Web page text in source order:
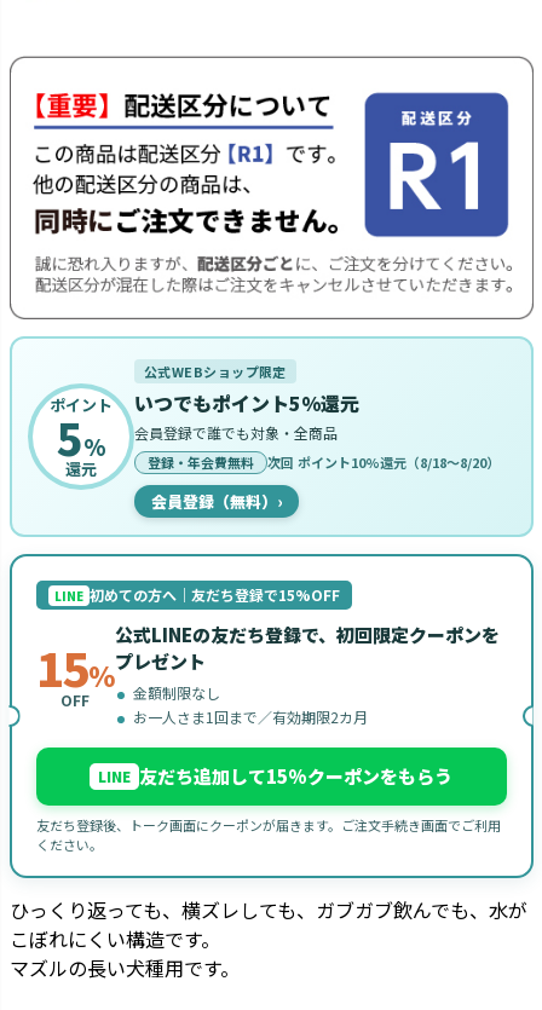
ポイント
5%
還元
公式WEBショップ限定
いつでもポイント5%還元
会員登録で誰でも対象・全商品
登録・年会費無料 次回 ポイント10%還元（8/18〜8/20）
会員登録（無料） ›
LINE 初めての方へ｜友だち登録で15%OFF
15%
OFF
公式LINEの友だち登録で、初回限定クーポンを
プレゼント
金額制限なし
お一人さま1回まで／有効期限2カ月
LINE 友だち追加して15%クーポンをもらう
友だち登録後、トーク画面にクーポンが届きます。ご注文手続き画面でご利用
ください。
ひっくり返っても、横ズレしても、ガブガブ飲んでも、水が
こぼれにくい構造です。
マズルの長い犬種用です。